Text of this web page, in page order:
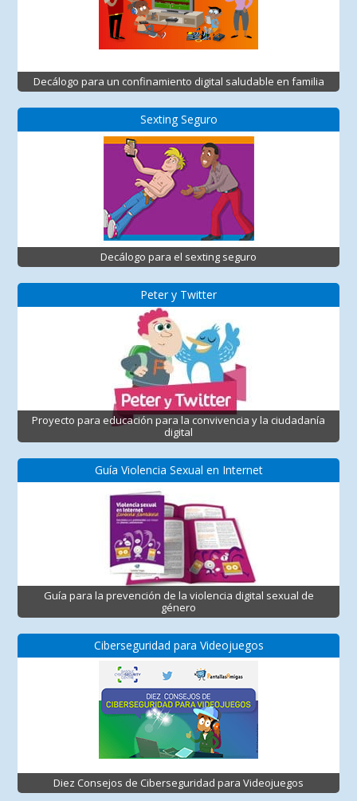
Decálogo para un confinamiento digital saludable en familia
Sexting Seguro
Decálogo para el sexting seguro
Peter y Twitter
Proyecto para educación para la convivencia y la ciudadanía
digital
Guía Violencia Sexual en Internet
Guía para la prevención de la violencia digital sexual de
género
Ciberseguridad para Videojuegos
Diez Consejos de Ciberseguridad para Videojuegos